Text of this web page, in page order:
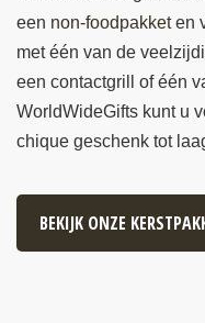
een non-foodpakketen
met één van de
een contactgrill of één
WorldWideGifts kunt u
chique geschenk tot
BEKIJK ONZE